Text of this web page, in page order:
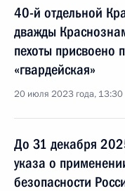
40-й отдельной
дважды
пехоты присвоено
«гвардейская»
20 июля 2023 года, 13:30
До 31 декабря
указа о
безопасности